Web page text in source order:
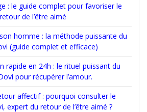
: le guide complet pour favoriser le
retour de l’être aimé
homme : la méthode puissante du
(guide complet et efficace)
rapide en 24h : le rituel puissant du
pour récupérer l’amour.
affectif : pourquoi consulter le
expert du retour de l’être aimé ?